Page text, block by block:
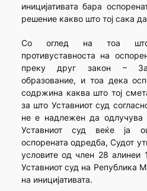
иницијативата бара
решение какво што тој сака
Со оглед на тоа што
противуставноста на
преку друг закон –
образование, и тоа дека
содржина каква што тој
за што Уставниот суд
не е надлежен да
Уставниот суд веќе ја
оспорената одредба, Судот
условите од член 28 алинеи
Уставниот суд на Република
на иницијативата.